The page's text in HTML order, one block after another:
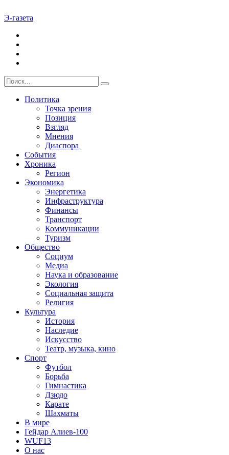
Э-газета
Политика
Точка зрения
Позиция
Взгляд
Мнения
Диаспора
События
Хроника
Регион
Экономика
Энергетика
Инфраструктура
Финансы
Транспорт
Коммуникации
Туризм
Общество
Социум
Медиа
Наука и образование
Экология
Социальная защита
Религия
Культура
История
Наследие
Искусство
Театр, музыка, кино
Спорт
Футбол
Борьба
Гимнастика
Дзюдо
Карате
Шахматы
В мире
Гейдар Алиев-100
WUF13
О нас